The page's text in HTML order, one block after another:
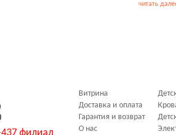
читать
Витрина
Доставка и оплата
Гарантия и возврат
О нас